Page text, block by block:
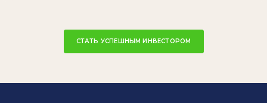
СТАТЬ УСПЕШНЫМ ИНВЕСТОРОМ